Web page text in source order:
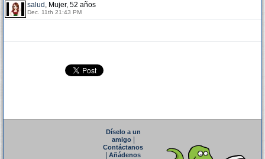
salud , Mujer, 52 años
Dec. 11th 21:43 PM
Díselo a un
amigo|
Contáctanos
Añádenos